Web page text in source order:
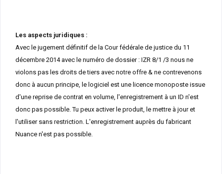
Les aspects juridiques :
Avec le jugement définitif de la Cour fédérale de justice du 11
décembre 2014 avec le numéro de dossier : IZR 8/1 /3 nous ne
violons pas les droits de tiers avec notre offre & ne contrevenons
donc à aucun principe, le logiciel est une licence monoposte issue
d'une reprise de contrat en volume, l'enregistrement à un ID n'est
donc pas possible. Tu peux activer le produit, le mettre à jour et
l'utiliser sans restriction. L'enregistrement auprès du fabricant
Nuance n'est pas possible.